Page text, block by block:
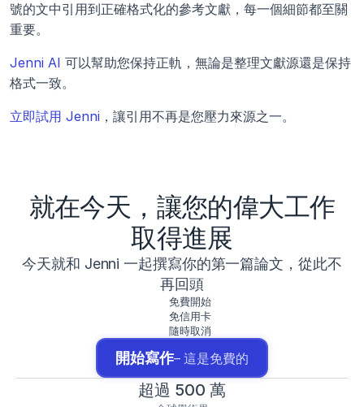
號的文中引用到正確格式化的參考文獻，每一個細節都至關
重要。
Jenni AI 可以幫助您保持正軌，無論是整理文獻源還是保持
格式一致。
立即試用 Jenni ，讓引用不再是您壓力來源之一。
就在今天，讓您的偉大工作
取得進展
今天就和 Jenni 一起撰寫你的第一篇論文，從此不
再回頭
免費開始
免信用卡
隨時取消
開始寫作– 這是免費的
超過 500 萬